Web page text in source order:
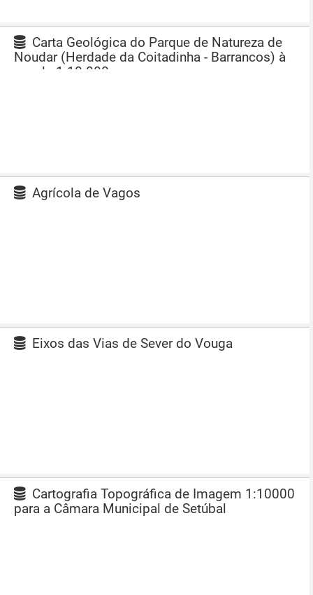
Carta Geológica do Parque de Natureza de
Noudar (Herdade da Coitadinha - Barrancos) à
escala 1:10 000
Agrícola de Vagos
Eixos das Vias de Sever do Vouga
Cartografia Topográfica de Imagem 1:10000
para a Câmara Municipal de Setúbal